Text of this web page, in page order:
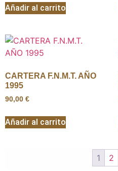
Añadir al carrito
CARTERA F.N.M.T. AÑO
1995
90,00 €
Añadir al carrito
1 2